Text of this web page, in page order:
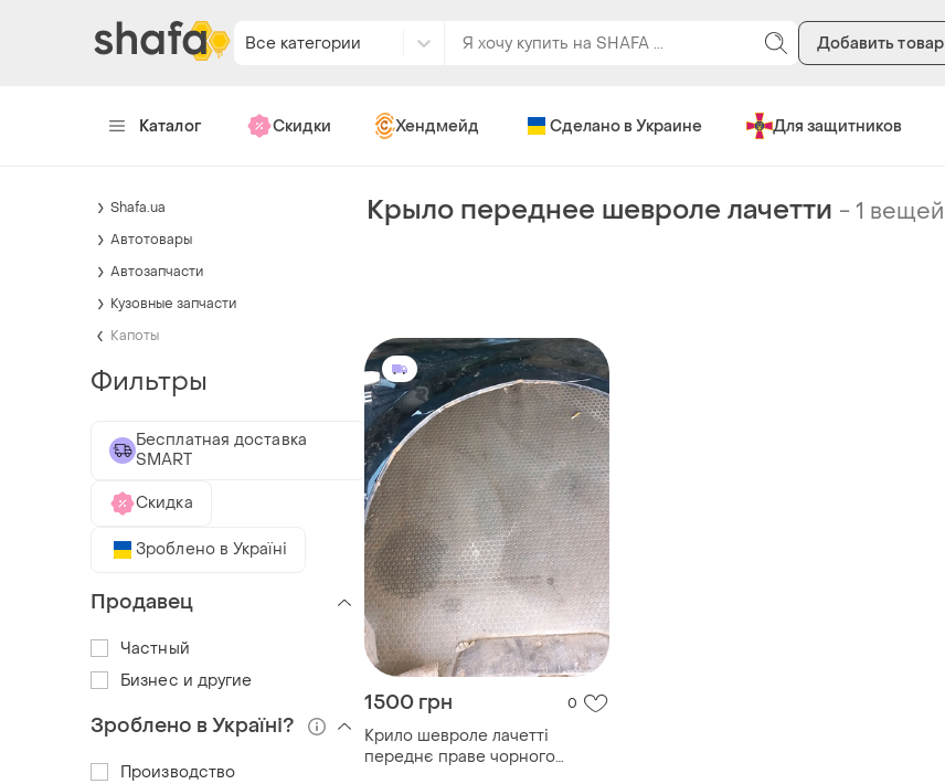
Все категории Добавить товар
Каталог Скидки Хендмейд Сделано в Украине Для защитников
Крыло переднее шевроле лачетти -1 вещей
1500 грн 0
Крило шевроле лачетті
переднє праве чорного
Shafa.ua
Автотовары
Автозапчасти
Кузовные запчасти
Капоты
Фильтры
Бесплатная доставка
SMART
Скидка
Зроблено в Україні
Продавец
Частный
Бизнес и другие
Зроблено в Україні?
Производство